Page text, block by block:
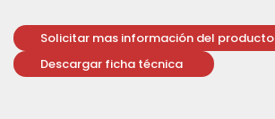
Solicitar mas información del producto
Descargar ficha técnica